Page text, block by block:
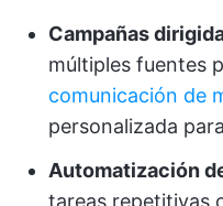
Campañas
múltiples fuentes
comunicación de
personalizada
Automatización
tareas repetitivas